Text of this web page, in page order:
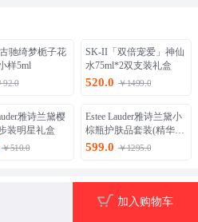
驰绮梦栀子花
样5ml
92.0
SK-II「双倍宠爱」神仙
水75ml*2双支装礼盒
520.0 ￥1499.0
雅诗兰黛樱
装明星礼盒
￥510.0
Estee Lauder雅诗兰黛小
棕瓶护肤品套装(精华50
ml+眼霜15ml)
599.0 ￥1295.0
加入购物车